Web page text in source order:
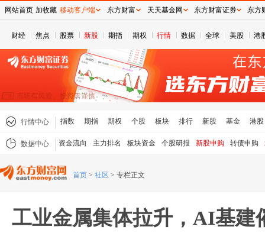
财经 焦点 股票 新股 期指 期权 行情 数据 全球 美股 港
行情中心 指数 期指 期权 个股 板块 排行 新股 基金 港股
数据中心 资金流向 主力排名 板块资金 个股研报 新股申购 转债申购
首页 > 社区 > 专栏正文
工业金属集体拉升，AI基建
网站首页 加收藏 移动客户端 东方财富 天天基金网 东方财富证券 东方